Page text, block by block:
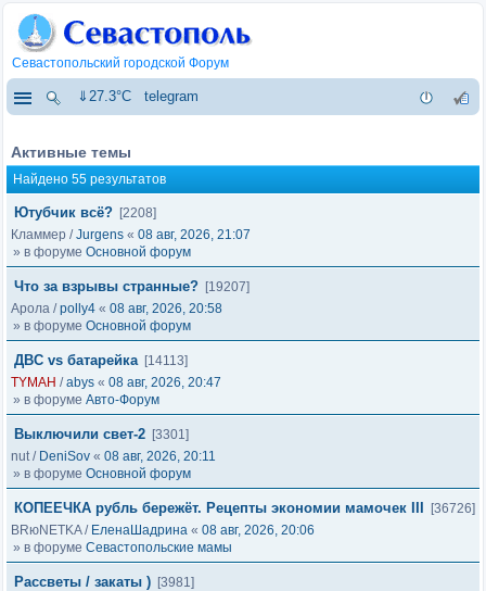
Севастопольский городской Форум
⇓27.3°C telegram
Активные темы
Найдено 55 результатов
Ютубчик всё? [2208]
Кламмер /Jurgens « 08 авг, 2026, 21:07
» в форуме Основной форум
Что за взрывы странные? [19207]
Арола /polly4 « 08 авг, 2026, 20:58
» в форуме Основной форум
ДВС vs батарейка [14113]
TYMAH /abys « 08 авг, 2026, 20:47
» в форуме Авто-Форум
Выключили свет-2 [3301]
nut/ DeniSov « 08 авг, 2026, 20:11
» в форуме Основной форум
КОПЕЕЧКА рубль бережёт. Рецепты экономии мамочек III
[36726]
BRюNETKA/ ЕленаШадрина « 08 авг, 2026, 20:06
» в форуме Севастопольские мамы
Рассветы / закаты ) [3981]